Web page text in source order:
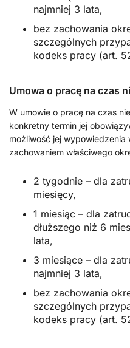
najmniej 3 lata,
bez zachowania
szczególnych
kodeks pracy (art.
Umowa o pracę na czas
W umowie o pracę na czas
konkretny termin jej
możliwość jej wypowiedzenia
zachowaniem właściwego
2 tygodnie – dla
miesięcy,
1 miesiąc – dla
dłuższego niż 6
lata,
3 miesiące – dla
najmniej 3 lata,
bez zachowania
szczególnych
kodeks pracy (art.